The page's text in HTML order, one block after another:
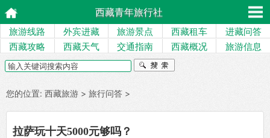
西藏青年旅行社
旅游线路 外宾进藏 旅游景点 西藏租车
进藏问答
西藏攻略
西藏天气 交通指南 西藏概况 旅游信息
您的位置: 西藏旅游 > 旅行问答 >
拉萨玩十天5000元够吗？